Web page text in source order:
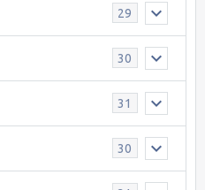
29
30
31
30